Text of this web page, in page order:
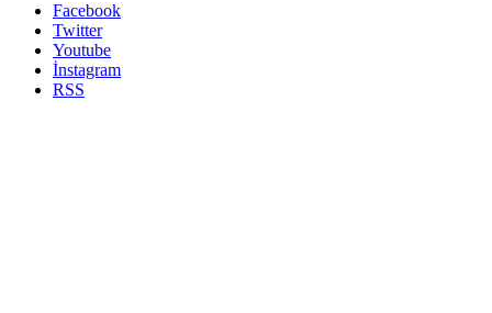
Facebook
Twitter
Youtube
İnstagram
RSS